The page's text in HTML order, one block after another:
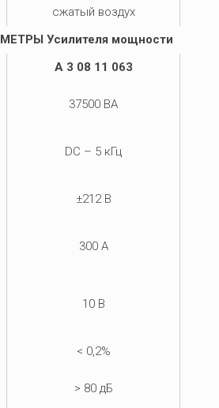
сжатый воздух
Усилителя мощности
A 3 08 11 063
37500 ВA
DC – 5 кГц
±212 В
300 A
10 В
< 0,2%
> 80 дБ